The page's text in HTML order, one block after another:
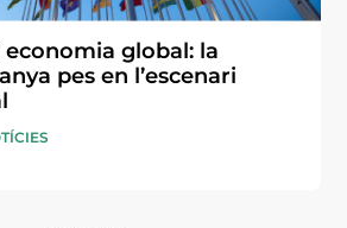
global: la
pes en l’escenari